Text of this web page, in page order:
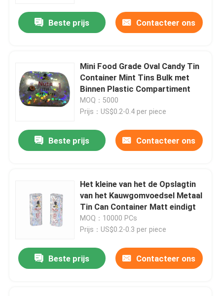
Beste prijs Contacteer ons
Mini Food Grade Oval Candy Tin
Container Mint Tins Bulk met
Binnen Plastic Compartiment
MOQ：5000
Prijs：US$0.2-0.4 per piece
Beste prijs Contacteer ons
Het kleine van het de Opslagtin
van het Kauwgomvoedsel Metaal
Tin Can Container Matt eindigt
MOQ：10000 PCs
Prijs：US$0.2-0.3 per piece
Beste prijs Contacteer ons